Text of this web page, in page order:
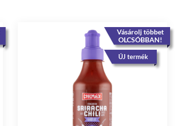
Vásárolj többet
OLCSÓBBAN!
ÚJ termék